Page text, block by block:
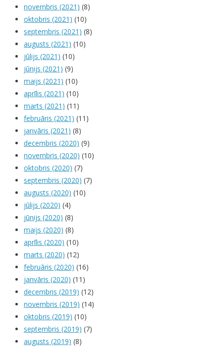
novembris (2021) (8)
oktobris (2021) (10)
septembris (2021) (8)
augusts (2021) (10)
jūlijs (2021) (10)
jūnijs (2021) (9)
maijs (2021) (10)
aprīlis (2021) (10)
marts (2021) (11)
februāris (2021) (11)
janvāris (2021) (8)
decembris (2020) (9)
novembris (2020) (10)
oktobris (2020) (7)
septembris (2020) (7)
augusts (2020) (10)
jūlijs (2020) (4)
jūnijs (2020) (8)
maijs (2020) (8)
aprīlis (2020) (10)
marts (2020) (12)
februāris (2020) (16)
janvāris (2020) (11)
decembris (2019) (12)
novembris (2019) (14)
oktobris (2019) (10)
septembris (2019) (7)
augusts (2019) (8)